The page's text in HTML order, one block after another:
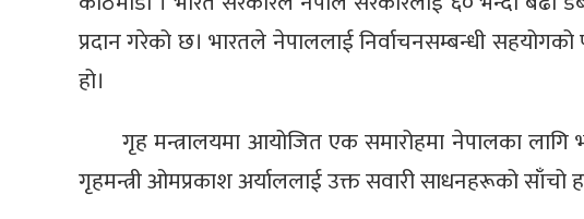
प्रदान गरेको छ। भारतले नेपाललाई निर्वाचनसम्बन्धी
हो।
गृह मन्त्रालयमा आयोजित एक समारोहमा नेपालका लागि
गृहमन्त्री ओमप्रकाश अर्याललाई उक्त सवारी साधनहरूको साँचो